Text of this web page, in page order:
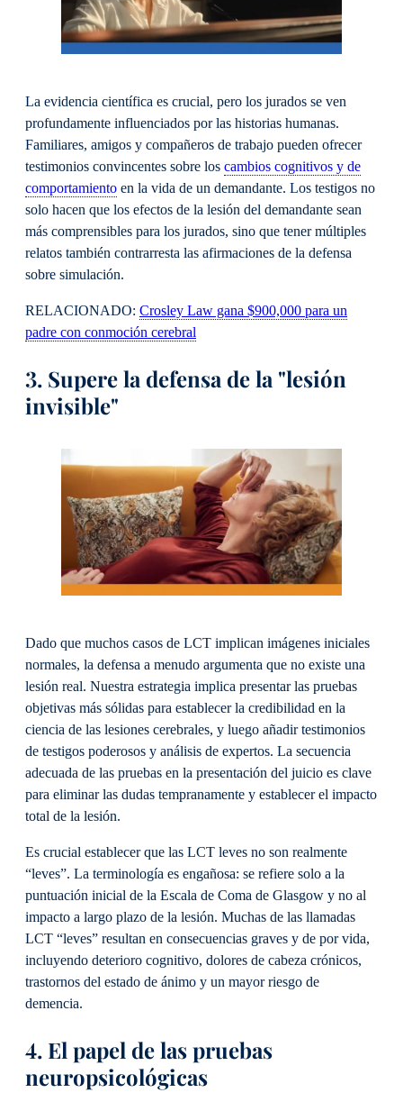
La evidencia científica es crucial, pero los jurados se ven
profundamente influenciados por las historias humanas.
Familiares, amigos y compañeros de trabajo pueden ofrecer
testimonios convincentes sobre los cambios cognitivos y de
comportamiento en la vida de un demandante. Los testigos no
solo hacen que los efectos de la lesión del demandante sean
más comprensibles para los jurados, sino que tener múltiples
relatos también contrarresta las afirmaciones de la defensa
sobre simulación.
RELACIONADO: Crosley Law gana $900,000 para un
padre con conmoción cerebral
3. Supere la defensa de la "lesión
invisible"
Dado que muchos casos de LCT implican imágenes iniciales
normales, la defensa a menudo argumenta que no existe una
lesión real. Nuestra estrategia implica presentar las pruebas
objetivas más sólidas para establecer la credibilidad en la
ciencia de las lesiones cerebrales, y luego añadir testimonios
de testigos poderosos y análisis de expertos. La secuencia
adecuada de las pruebas en la presentación del juicio es clave
para eliminar las dudas tempranamente y establecer el impacto
total de la lesión.
Es crucial establecer que las LCT leves no son realmente
“leves”. La terminología es engañosa: se refiere solo a la
puntuación inicial de la Escala de Coma de Glasgow y no al
impacto a largo plazo de la lesión. Muchas de las llamadas
LCT “leves” resultan en consecuencias graves y de por vida,
incluyendo deterioro cognitivo, dolores de cabeza crónicos,
trastornos del estado de ánimo y un mayor riesgo de
demencia.
4. El papel de las pruebas
neuropsicológicas